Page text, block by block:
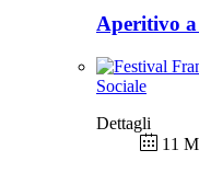
Aperitivo
Sociale
Dettagli
11